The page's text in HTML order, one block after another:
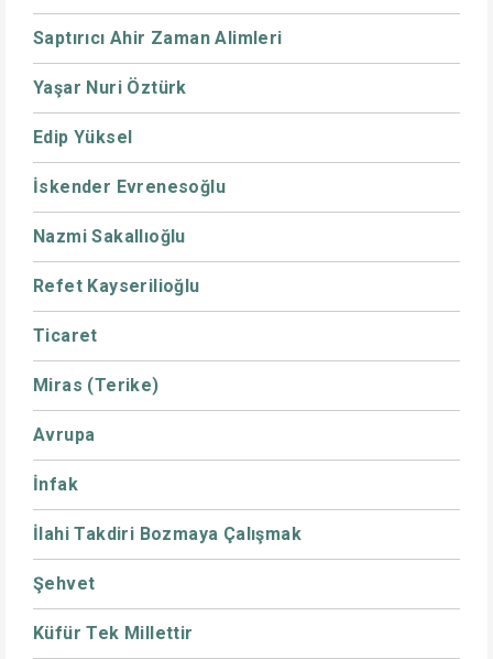
Saptırıcı Ahir Zaman Alimleri
Yaşar Nuri Öztürk
Edip Yüksel
İskender Evrenesoğlu
Nazmi Sakallıoğlu
Refet Kayserilioğlu
Ticaret
Miras (Terike)
Avrupa
İnfak
İlahi Takdiri Bozmaya Çalışmak
Şehvet
Küfür Tek Millettir